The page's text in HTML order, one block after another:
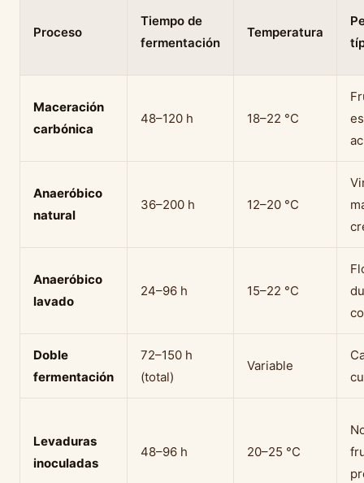
Proceso
Tiempo de
fermentación
Temperatura
Maceración
carbónica
48–120 h 18–22 °C
Anaeróbico
natural
36–200 h 12–20 °C
Anaeróbico
lavado
24–96 h 15–22 °C
Doble
fermentación
72–150 h
(total)
Variable
Levaduras
inoculadas
48–96 h 20–25 °C